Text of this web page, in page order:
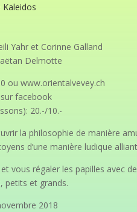
Kaleidos
Yahr et Corinne Galland
Delmotte
ou www.orientalvevey.ch
sur facebook
20.-/10.-
la philosophie de manière
d’une manière ludique
vous régaler les papilles avec
petits et grands.
2018